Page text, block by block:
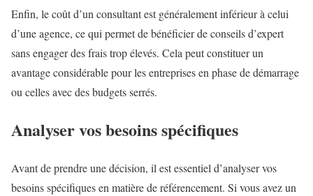
Enfin, le coût d’un consultant est généralement inférieur à celui
d’une agence, ce qui permet de bénéficier de conseils d’expert
sans engager des frais trop élevés. Cela peut constituer un
avantage considérable pour les entreprises en phase de démarrage
ou celles avec des budgets serrés.
Analyser vos besoins spécifiques
Avant de prendre une décision, il est essentiel d’analyser vos
besoins spécifiques en matière de référencement. Si vous avez un